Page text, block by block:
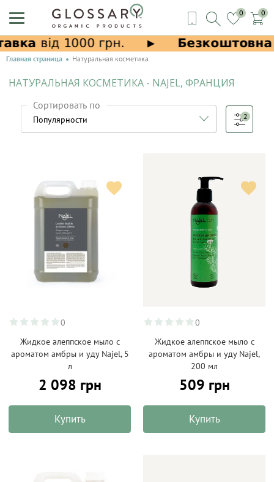
0 0
Главная страница Натуральная косметика
НАТУРАЛЬНАЯ КОСМЕТИКА - NAJEL, ФРАНЦИЯ
Сортировать по
2
0
Жидкое алеппское мыло с
ароматом амбры и уду Najel, 5
л
2 098 грн
Купить
0
Жидкое алеппское мыло с
ароматом амбры и уду Najel,
200 мл
509 грн
Купить